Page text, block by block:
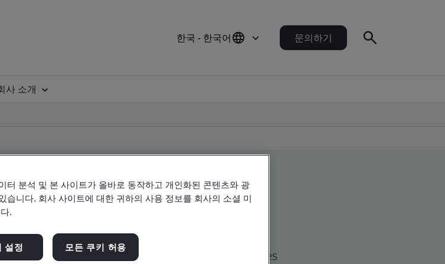
한국 - 한국어 문의하기
사 소개
and Verification, Korean and global companies
터 분석 및 본 사이트가 올바로 동작하고 개인화된 콘텐츠와 광
습니다. 회사 사이트에 대한 귀하의 사용 정보를 회사의 소셜 미
.
설정 모든 쿠키 허용